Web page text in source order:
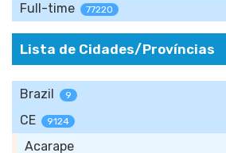
Full-time 77220
Lista de Cidades/Províncias
Brazil 9
CE 9124
Acarape